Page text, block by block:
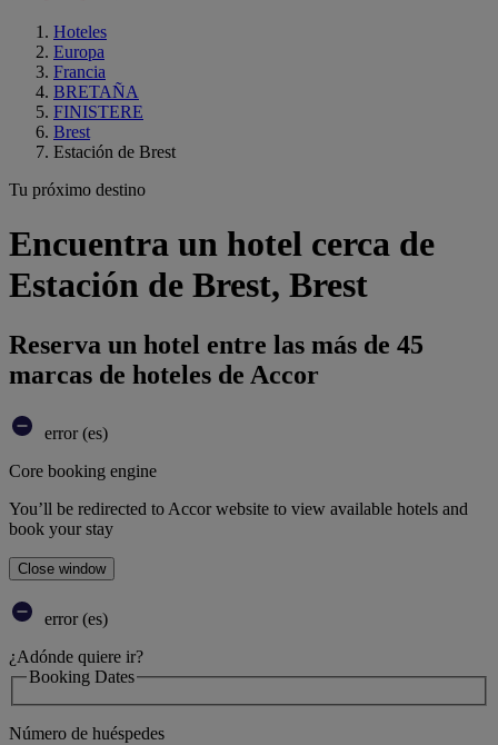
Hoteles
Europa
Francia
BRETAÑA
FINISTERE
Brest
Estación de Brest
Tu próximo destino
Encuentra un hotel cerca de
Estación de Brest, Brest
Reserva un hotel entre las más de 45
marcas de hoteles de Accor
error (es)
Core booking engine
You’ll be redirected to Accor website to view available hotels and
book your stay
Close window
error (es)
¿Adónde quiere ir?
Booking Dates
Número de huéspedes